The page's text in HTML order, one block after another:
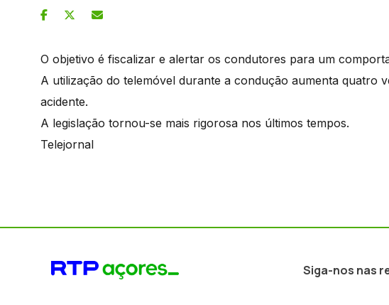
O objetivo é fiscalizar e alertar os condutores para um
A utilização do telemóvel durante a condução aumenta quatro
acidente.
A legislação tornou-se mais rigorosa nos últimos tempos.
Telejornal
Siga-nos nas